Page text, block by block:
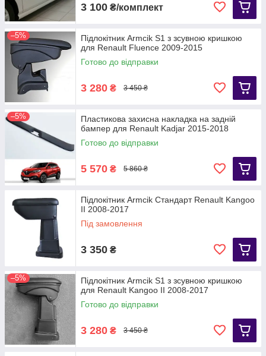
3 100 ₴/комплект
–5%
Підлокітник Armcik S1 з зсувною кришкою
для Renault Fluence 2009-2015
Готово до відправки
3 280 ₴ 3 450 ₴
–5%
Пластикова захисна накладка на задній
бампер для Renault Kadjar 2015-2018
Готово до відправки
5 570 ₴ 5 860 ₴
Підлокітник Armcik Стандарт Renault Kangoo
II 2008-2017
Під замовлення
3 350 ₴
–5%
Підлокітник Armcik S1 з зсувною кришкою
для Renault Kangoo II 2008-2017
Готово до відправки
3 280 ₴ 3 450 ₴